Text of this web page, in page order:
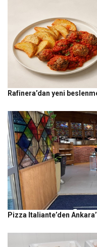
Rafinera’dan yeni
Pizza Italiante’den